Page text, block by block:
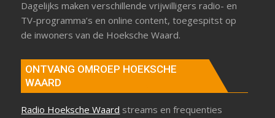
Dagelijks maken verschillende vrijwilligers radio- en
TV-programma’s en online content, toegespitst op
de inwoners van de Hoeksche Waard.
ONTVANG OMROEP HOEKSCHE
WAARD
Radio Hoeksche Waard streams en frequenties